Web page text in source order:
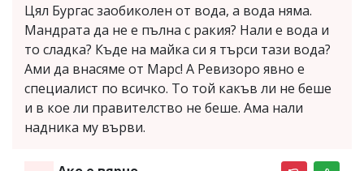
Цял Бургас заобиколен от вода, а вода няма.
Мандрата да не е пълна с ракия? Нали е вода и
то сладка? Къде на майка си я търси тази вода?
Ами да внасяме от Марс! А Ревизоро явно е
специалист по всичко. То той какъв ли не беше
и в кое ли правителство не беше. Ама нали
надника му върви.